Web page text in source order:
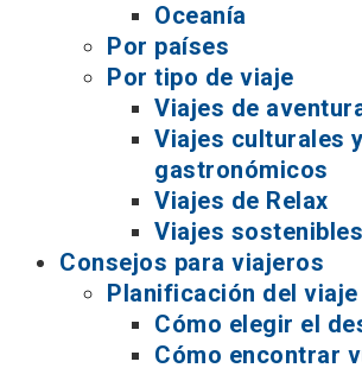
Oceanía
Por países
Por tipo de viaje
Viajes de
Viajes culturales y
gastronómicos
Viajes de Relax
Viajes
Consejos para viajeros
Planificación del viaje
Cómo elegir el
Cómo encontrar